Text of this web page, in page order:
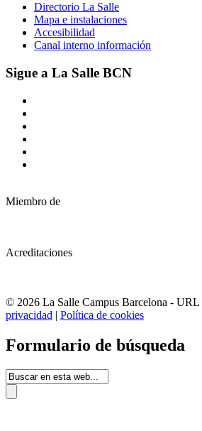
Directorio La Salle
Mapa e instalaciones
Accesibilidad
Canal interno información
Sigue a La Salle BCN
Miembro de
Acreditaciones
© 2026 La Salle Campus Barcelona - URL
privacidad | Política de cookies
Formulario de búsqueda